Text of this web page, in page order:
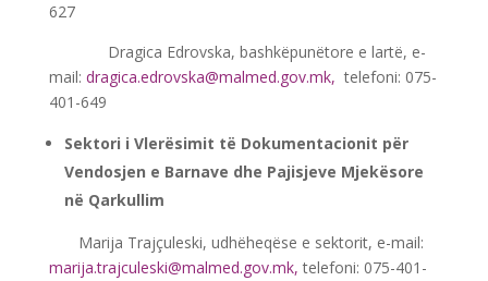
627
Dragica Edrovska, bashkëpunëtore e lartë, e-
mail: dragica.edrovska@malmed.gov.mk, telefoni: 075-
401-649
Sektori i Vlerësimit të Dokumentacionit për
Vendosjen e Barnave dhe Pajisjeve Mjekësore
në Qarkullim
Marija Trajçuleski, udhëheqëse e sektorit, e-mail:
marija.trajculeski@malmed.gov.mk, telefoni: 075-401-